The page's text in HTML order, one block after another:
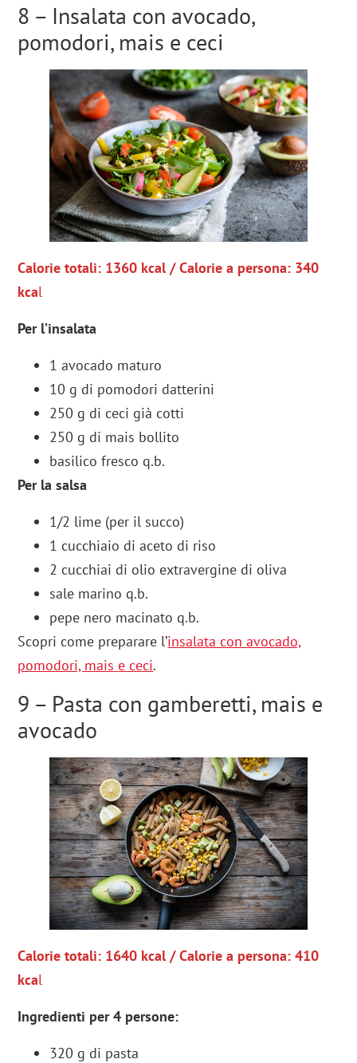
8 – Insalata con avocado,
pomodori, mais e ceci
Calorie totali: 1360 kcal / Calorie a persona: 340
kcal
Per l’insalata
1 avocado maturo
10 g di pomodori datterini
250 g di ceci già cotti
250 g di mais bollito
basilico fresco q.b.
Per la salsa
1/2 lime (per il succo)
1 cucchiaio di aceto di riso
2 cucchiai di olio extravergine di oliva
sale marino q.b.
pepe nero macinato q.b.
Scopri come preparare l’insalata con avocado,
pomodori, mais e ceci.
9 – Pasta con gamberetti, mais e
avocado
Calorie totali: 1640 kcal / Calorie a persona: 410
kcal
Ingredienti per 4 persone:
320 g di pasta